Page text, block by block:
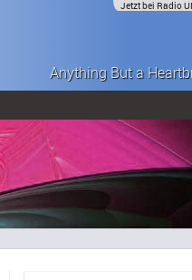
Jetzt bei Radio
Anything But a